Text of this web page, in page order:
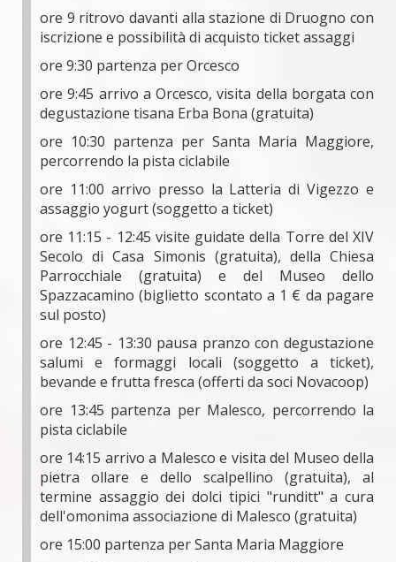
ore 9 ritrovo davanti alla stazione di Druogno con
iscrizione e possibilità di acquisto ticket assaggi
ore 9:30 partenza per Orcesco
ore 9:45 arrivo a Orcesco, visita della borgata con
degustazione tisana Erba Bona (gratuita)
ore 10:30 partenza per Santa Maria Maggiore,
percorrendo la pista ciclabile
ore 11:00 arrivo presso la Latteria di Vigezzo e
assaggio yogurt (soggetto a ticket)
ore 11:15 - 12:45 visite guidate della Torre del XIV
Secolo di Casa Simonis (gratuita), della Chiesa
Parrocchiale (gratuita) e del Museo dello
Spazzacamino (biglietto scontato a 1 € da pagare
sul posto)
ore 12:45 - 13:30 pausa pranzo con degustazione
salumi e formaggi locali (soggetto a ticket),
bevande e frutta fresca (offerti da soci Novacoop)
ore 13:45 partenza per Malesco, percorrendo la
pista ciclabile
ore 14:15 arrivo a Malesco e visita del Museo della
pietra ollare e dello scalpellino (gratuita), al
termine assaggio dei dolci tipici "runditt" a cura
dell'omonima associazione di Malesco (gratuita)
ore 15:00 partenza per Santa Maria Maggiore